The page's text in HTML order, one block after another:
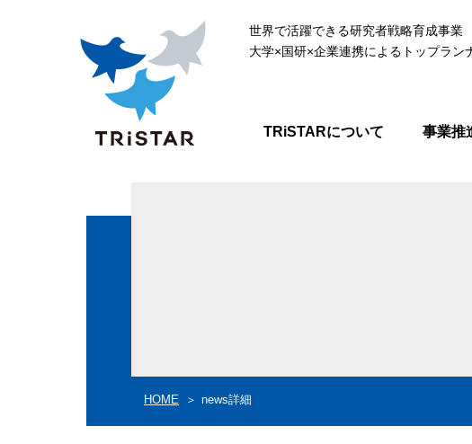
世界で活躍できる研究者戦略育成事業
大学×国研×企業連携によるトップラン
TRiSTARについて 事業推
HOME news詳細